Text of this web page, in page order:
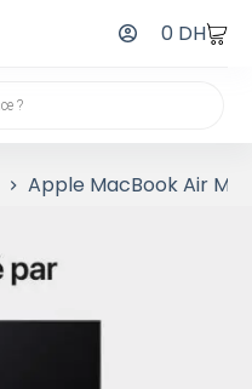
0 DH
Apple MacBook Air M2